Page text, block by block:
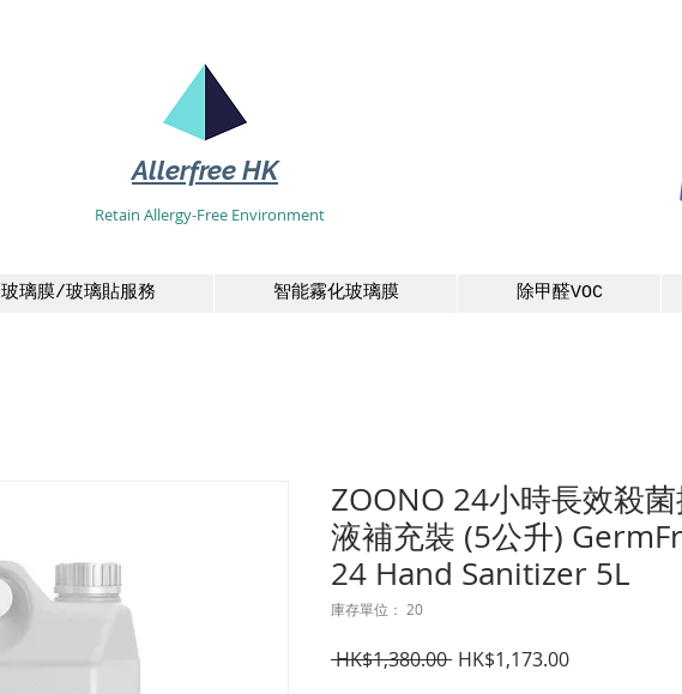
Allerfree HK
Retain Allergy-Free Environment
玻璃膜/玻璃貼服務 智能霧化玻璃膜 除甲醛VOC
ZOONO 24小時長效殺
液補充裝 (5公升)
24 Hand Sanitizer 5L
庫存單位： 20
HK$1,380.00 一HK$1,173.00促